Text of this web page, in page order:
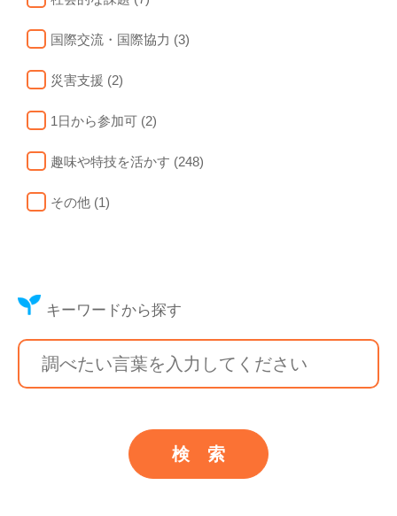
国際交流・国際協力 (3)
災害支援 (2)
1日から参加可 (2)
趣味や特技を活かす (248)
その他 (1)
キーワードから探す